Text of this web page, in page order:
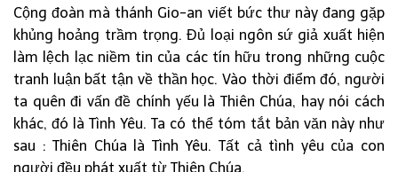
Cộng đoàn mà thánh Gio-an viết bức thư này đang gặp
khủng hoảng trầm trọng. Đủ loại ngôn sứ giả xuất hiện
làm lệch lạc niềm tin của các tín hữu trong những cuộc
tranh luận bất tận về thần học. Vào thời điểm đó, người
ta quên đi vấn đề chính yếu là Thiên Chúa, hay nói cách
khác, đó là Tình Yêu. Ta có thể tóm tắt bản văn này như
sau : Thiên Chúa là Tình Yêu. Tất cả tình yêu của con
người đều phát xuất từ Thiên Chúa.